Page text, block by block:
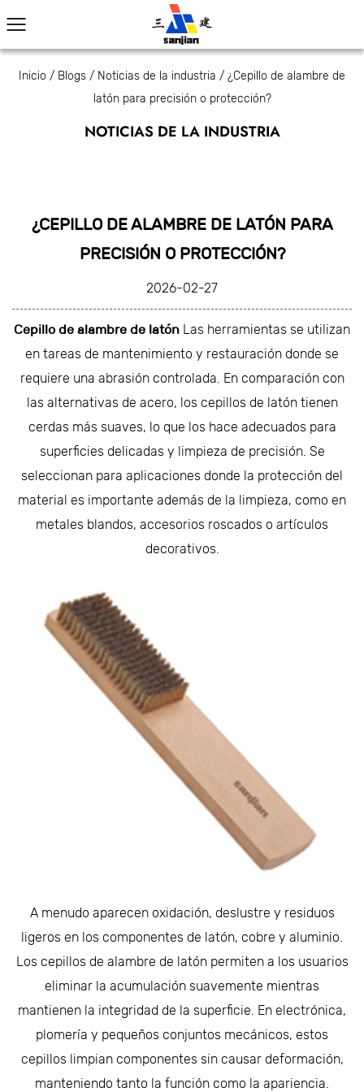
Inicio / Blogs / Noticias de la industria / ¿Cepillo de alambre de
latón para precisión o protección?
NOTICIAS DE LA INDUSTRIA
¿CEPILLO DE ALAMBRE DE LATÓN PARA
PRECISIÓN O PROTECCIÓN?
2026-02-27
Cepillo de alambre de latón Las herramientas se utilizan
en tareas de mantenimiento y restauración donde se
requiere una abrasión controlada. En comparación con
las alternativas de acero, los cepillos de latón tienen
cerdas más suaves, lo que los hace adecuados para
superficies delicadas y limpieza de precisión. Se
seleccionan para aplicaciones donde la protección del
material es importante además de la limpieza, como en
metales blandos, accesorios roscados o artículos
decorativos.
A menudo aparecen oxidación, deslustre y residuos
ligeros en los componentes de latón, cobre y aluminio.
Los cepillos de alambre de latón permiten a los usuarios
eliminar la acumulación suavemente mientras
mantienen la integridad de la superficie. En electrónica,
plomería y pequeños conjuntos mecánicos, estos
cepillos limpian componentes sin causar deformación,
manteniendo tanto la función como la apariencia.